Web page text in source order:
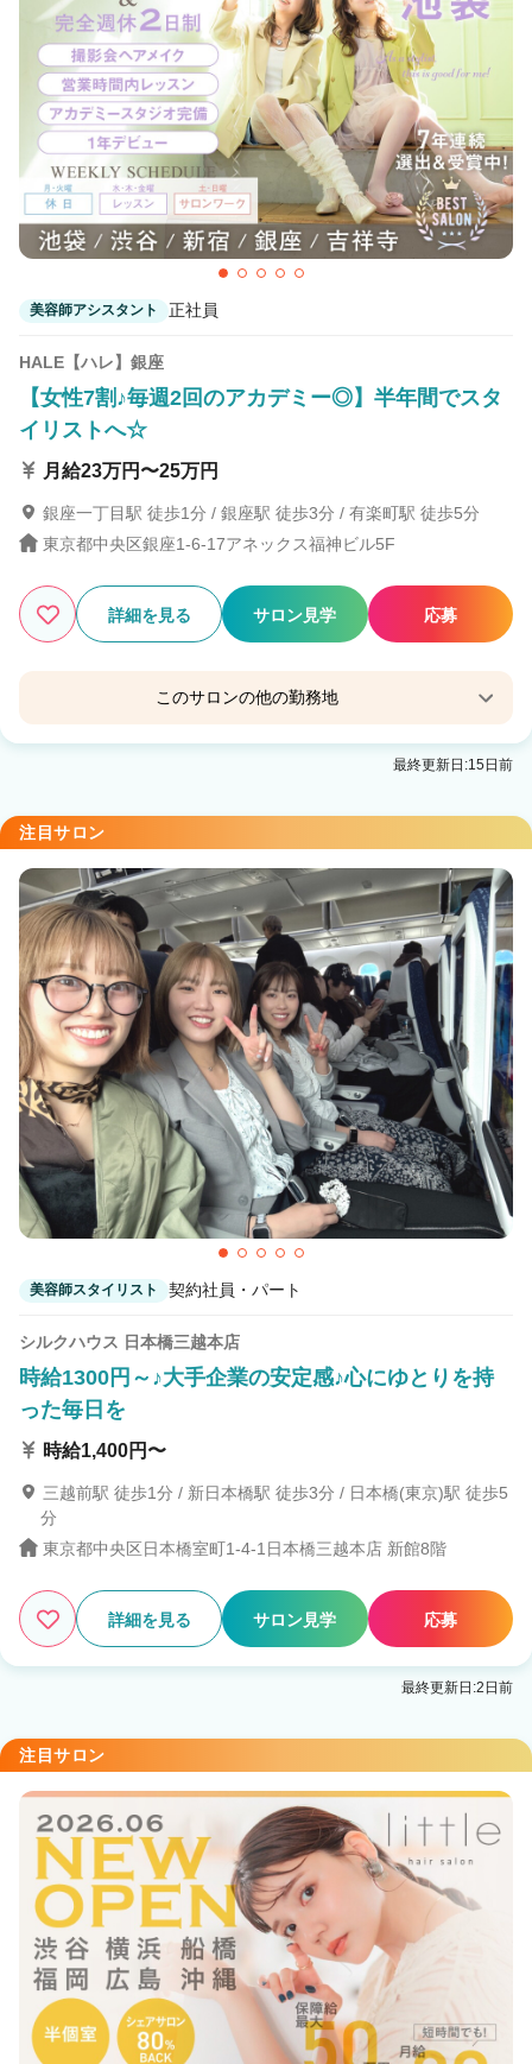
美容師アシスタント 正社員
HALE【ハレ】銀座
【女性7割♪毎週2回のアカデミー◎】半年間でスタ
イリストへ☆
月給23万円〜25万円
銀座一丁目駅 徒歩1分 / 銀座駅 徒歩3分 / 有楽町駅 徒歩5分
東京都中央区銀座1-6-17アネックス福神ビル5F
詳細を見る サロン見学 応募
このサロンの他の勤務地
lore【ロア】銀座
最終更新日:15日前
注目サロン
美容師スタイリスト 契約社員・パート
シルクハウス 日本橋三越本店
時給1300円～♪大手企業の安定感♪心にゆとりを持
った毎日を
時給1,400円〜
三越前駅 徒歩1分 / 新日本橋駅 徒歩3分 / 日本橋(東京)駅 徒歩5
分
東京都中央区日本橋室町1-4-1日本橋三越本店 新館8階
詳細を見る サロン見学 応募
最終更新日:2日前
注目サロン